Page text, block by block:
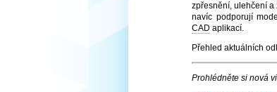
zpřesnění, ulehčení a
navíc podporují
CAD aplikací.
Přehled aktuálních
Prohlédněte si nová